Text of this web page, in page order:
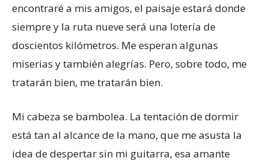
encontraré a mis amigos, el paisaje estará donde
siempre y la ruta nueve será una lotería de
doscientos kilómetros. Me esperan algunas
miserias y también alegrías. Pero, sobre todo, me
tratarán bien, me tratarán bien.
Mi cabeza se bambolea. La tentación de dormir
está tan al alcance de la mano, que me asusta la
idea de despertar sin mi guitarra, esa amante